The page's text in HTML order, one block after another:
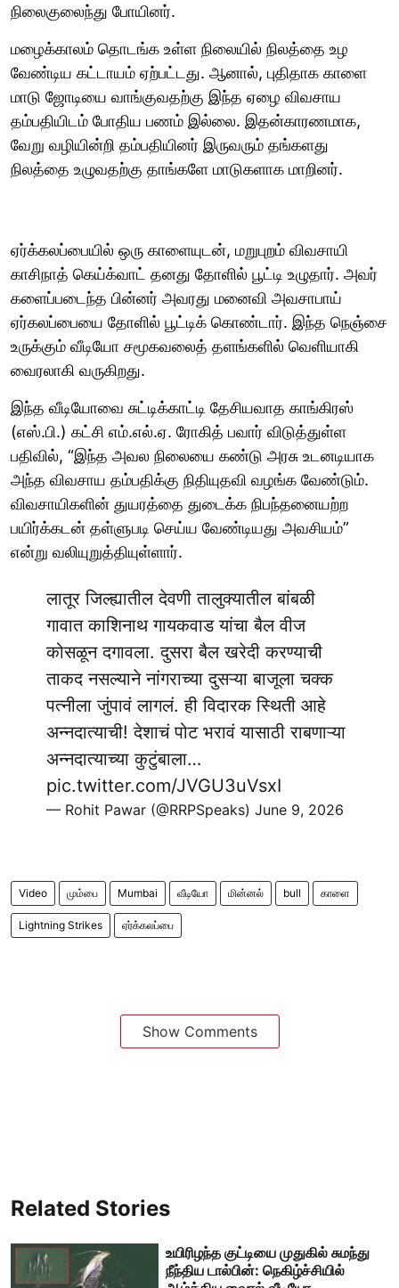
நிலைகுலைந்து போயினர்.
மழைக்காலம் தொடங்க உள்ள நிலையில் நிலத்தை உழ
வேண்டிய கட்டாயம் ஏற்பட்டது. ஆனால், புதிதாக காளை
மாடு ஜோடியை வாங்குவதற்கு இந்த ஏழை விவசாய
தம்பதியிடம் போதிய பணம் இல்லை. இதன்காரணமாக,
வேறு வழியின்றி தம்பதியினர் இருவரும் தங்களது
நிலத்தை உழுவதற்கு தாங்களே மாடுகளாக மாறினர்.
ஏர்க்கலப்பையில் ஒரு காளையுடன், மறுபுறம் விவசாயி
காசிநாத் கெய்க்வாட் தனது தோளில் பூட்டி உழுதார். அவர்
களைப்படைந்த பின்னர் அவரது மனைவி அவசாபாய்
ஏர்கலப்பையை தோளில் பூட்டிக் கொண்டார். இந்த நெஞ்சை
உருக்கும் வீடியோ சமூகவலைத் தளங்களில் வெளியாகி
வைரலாகி வருகிறது.
இந்த வீடியோவை சுட்டிக்காட்டி தேசியவாத காங்கிரஸ்
(எஸ்.பி.) கட்சி எம்.எல்.ஏ. ரோகித் பவார் விடுத்துள்ள
பதிவில், “இந்த அவல நிலையை கண்டு அரசு உடனடியாக
அந்த விவசாய தம்பதிக்கு நிதியுதவி வழங்க வேண்டும்.
விவசாயிகளின் துயரத்தை துடைக்க நிபந்தனையற்ற
பயிர்க்கடன் தள்ளுபடி செய்ய வேண்டியது அவசியம்”
என்று வலியுறுத்தியுள்ளார்.
लातूर जिल्ह्यातील देवणी तालुक्यातील बांबळी
गावात काशिनाथ गायकवाड यांचा बैल वीज
कोसळून दगावला. दुसरा बैल खरेदी करण्याची
ताकद नसल्याने नांगराच्या दुसऱ्या बाजूला चक्क
पत्नीला जुंपावं लागलं. ही विदारक स्थिती आहे
अन्नदात्याची! देशाचं पोट भरावं यासाठी राबणाऱ्या
अन्नदात्याच्या कुटुंबाला…
pic.twitter.com/JVGU3uVsxI
— Rohit Pawar (@RRPSpeaks) June 9, 2026
Video மும்பை Mumbai வீடியோ மின்னல் bull காளை
Lightning Strikes ஏர்க்கலப்பை
Show Comments
Related Stories
உயிரிழந்த குட்டியை முதுகில் சுமந்து
நீந்திய டால்பின்: நெகிழ்ச்சியில்